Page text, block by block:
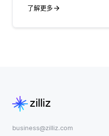
了解更多
business@zilliz.com